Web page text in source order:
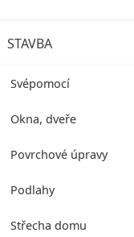
STAVBA
Svépomocí
Okna, dveře
Povrchové úpravy
Podlahy
Střecha domu